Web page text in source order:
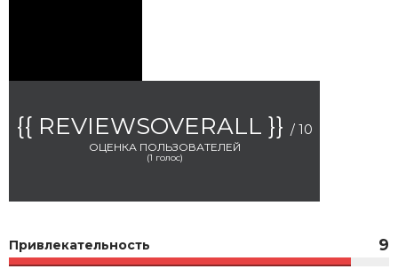
{{ REVIEWSOVERALL }} / 10
ОЦЕНКА ПОЛЬЗОВАТЕЛЕЙ
(1 голос)
Привлекательность 9